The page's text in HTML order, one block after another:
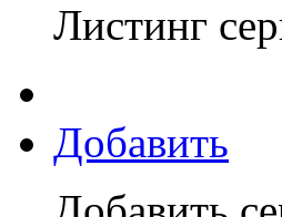
Листинг
Добавить